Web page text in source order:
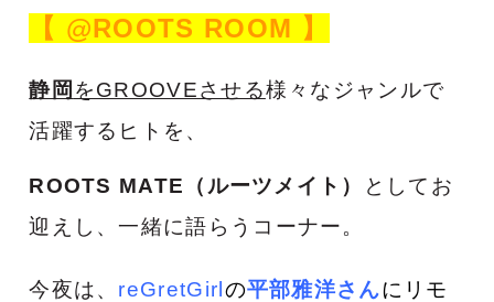
【 @ROOTS ROOM 】
静岡 をGROOVEさせる様々なジャンルで
活躍するヒトを、
ROOTS MATE（ルーツメイト）
としてお
迎えし、一緒に語らうコーナー。
今夜は、 reGretGirl の平部雅洋さんにリモ